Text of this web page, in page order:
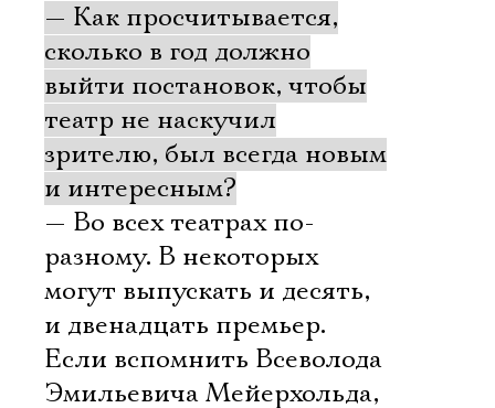
— Как просчитывается,
сколько в год должно
выйти постановок, чтобы
театр не наскучил
зрителю, был всегда новым
и интересным?
— Во всех театрах по-
разному. В некоторых
могут выпускать и десять,
и двенадцать премьер.
Если вспомнить Всеволода
Эмильевича Мейерхольда,